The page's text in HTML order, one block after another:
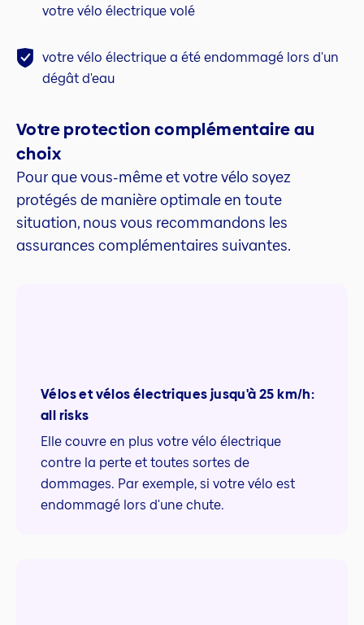
votre vélo électrique volé
votre vélo électrique a été endommagé lors d'un
dégât d'eau
Votre protection complémentaire au
choix
Pour que vous-même et votre vélo soyez
protégés de manière optimale en toute
situation, nous vous recommandons les
assurances complémentaires suivantes.
Vélos et vélos électriques jusqu'à 25 km/h:
all risks
Elle couvre en plus votre vélo électrique
contre la perte et toutes sortes de
dommages. Par exemple, si votre vélo est
endommagé lors d'une chute.